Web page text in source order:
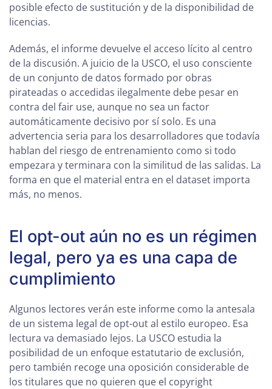
posible efecto de sustitución y de la disponibilidad de
licencias.
Además, el informe devuelve el acceso lícito al centro
de la discusión. A juicio de la USCO, el uso consciente
de un conjunto de datos formado por obras
pirateadas o accedidas ilegalmente debe pesar en
contra del fair use, aunque no sea un factor
automáticamente decisivo por sí solo. Es una
advertencia seria para los desarrolladores que todavía
hablan del riesgo de entrenamiento como si todo
empezara y terminara con la similitud de las salidas. La
forma en que el material entra en el dataset importa
más, no menos.
El opt-out aún no es un régimen
legal, pero ya es una capa de
cumplimiento
Algunos lectores verán este informe como la antesala
de un sistema legal de opt-out al estilo europeo. Esa
lectura va demasiado lejos. La USCO estudia la
posibilidad de un enfoque estatutario de exclusión,
pero también recoge una oposición considerable de
los titulares que no quieren que el copyright